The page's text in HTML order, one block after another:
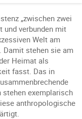
„zwischen zwei
und verbunden mit
Welt am
Damit stehen sie am
Heimat als
fasst. Das in
stehen exemplarisch
anthropologische